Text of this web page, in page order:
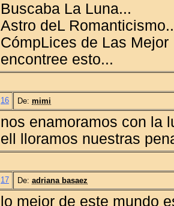
Buscaba La Luna...
Astro deL
CómpLices de Las Mejor
encontree esto...
16 De: mimi
nos enamoramos con la
ell lloramos nuestras
17 De: adriana basaez
lo mejor de este mundo